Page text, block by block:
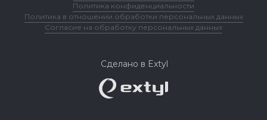
Политика конфиденциальности
Политика в отношении обработки персональных данных
Согласие на обработку персональных данных
Сделано в Extyl